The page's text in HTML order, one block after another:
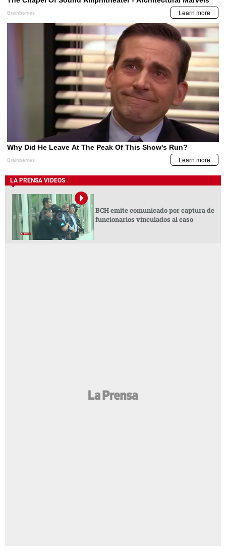
LA PRENSA VIDEOS
BCH emite comunicado por captura de
funcionarios vinculados al caso